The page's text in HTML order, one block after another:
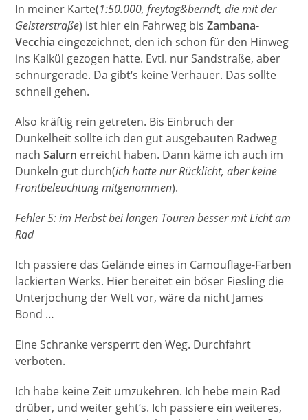
In meiner Karte(1:50.000, freytag&berndt, die mit der
Geisterstraße) ist hier ein Fahrweg bisZambana-
Vecchia eingezeichnet, den ich schon für den Hinweg
ins Kalkül gezogen hatte. Evtl. nur Sandstraße, aber
schnurgerade. Da gibt‘s keine Verhauer. Das sollte
schnell gehen.
Also kräftig rein getreten. Bis Einbruch der
Dunkelheit sollte ich den gut ausgebauten Radweg
nachSalurn erreicht haben. Dann käme ich auch im
Dunkeln gut durch(ich hatte nur Rücklicht, aber keine
Frontbeleuchtung mitgenommen).
Fehler5: im Herbst bei langen Touren besser mit Licht am
Rad
Ich passiere das Gelände eines in Camouflage-Farben
lackierten Werks. Hier bereitet ein böser Fiesling die
Unterjochung der Welt vor, wäre da nicht James
Bond …
Eine Schranke versperrt den Weg. Durchfahrt
verboten.
Ich habe keine Zeit umzukehren. Ich hebe mein Rad
drüber, und weiter geht‘s. Ich passiere ein weiteres,